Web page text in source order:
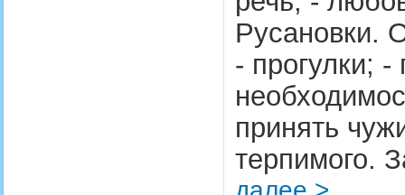
Русановки.
- прогулки;
принять
терпимого.